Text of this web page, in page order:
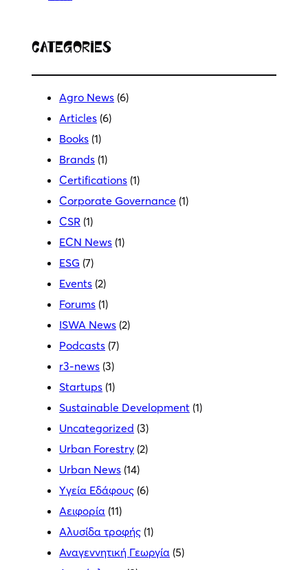
Categories
Agro News (6)
Articles (6)
Books (1)
Brands (1)
Certifications (1)
Corporate Governance (1)
CSR (1)
ECN News (1)
ESG (7)
Events (2)
Forums (1)
ISWA News (2)
Podcasts (7)
r3-news (3)
Startups (1)
Sustainable Development (1)
Uncategorized (3)
Urban Forestry (2)
Urban News (14)
Yγεία Εδάφους (6)
Αειφορία (11)
Αλυσίδα τροφής (1)
Αναγεννητική Γεωργία (5)